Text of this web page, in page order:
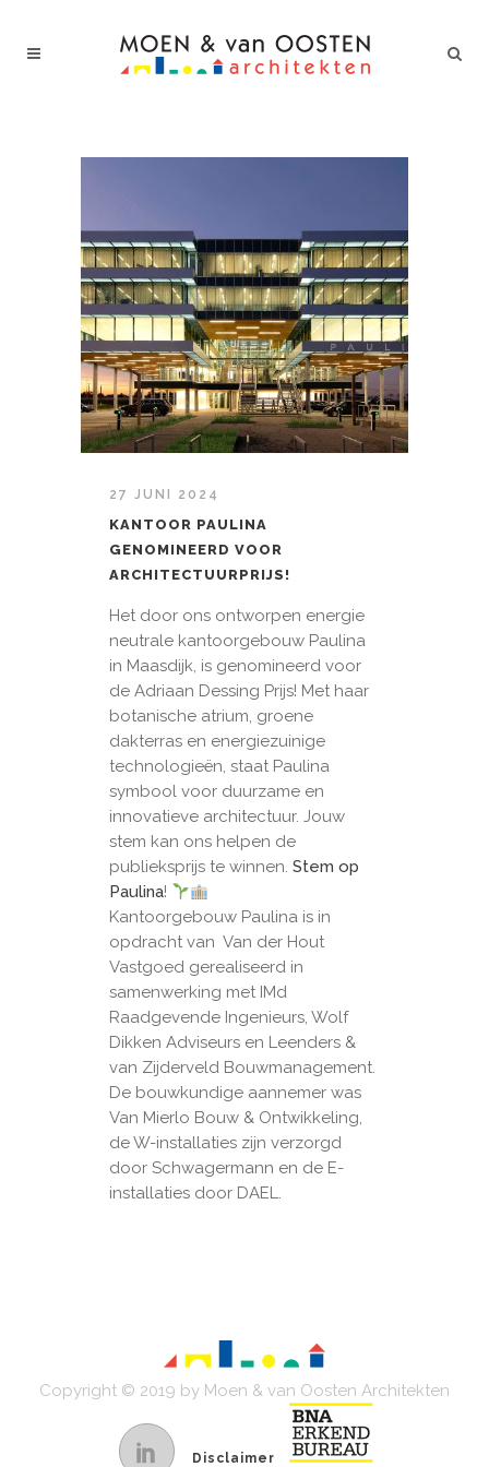
27 JUNI 2024
KANTOOR PAULINA
GENOMINEERD VOOR
ARCHITECTUURPRIJS!
Het door ons ontworpen energie
neutrale kantoorgebouw Paulina
in Maasdijk, is genomineerd voor
de Adriaan Dessing Prijs! Met haar
botanische atrium, groene
dakterras en energiezuinige
technologieën, staat Paulina
symbool voor duurzame en
innovatieve architectuur. Jouw
stem kan ons helpen de
publieksprijs te winnen. Stem op
Paulina!
Kantoorgebouw Paulina is in
opdracht van Van der Hout
Vastgoed gerealiseerd in
samenwerking met IMd
Raadgevende Ingenieurs, Wolf
Dikken Adviseurs en Leenders &
van Zijderveld Bouwmanagement.
De bouwkundige aannemer was
Van Mierlo Bouw & Ontwikkeling,
de W-installaties zijn verzorgd
door Schwagermann en de E-
installaties door DAEL.
Copyright © 2019 by Moen & van Oosten Architekten
Disclaimer